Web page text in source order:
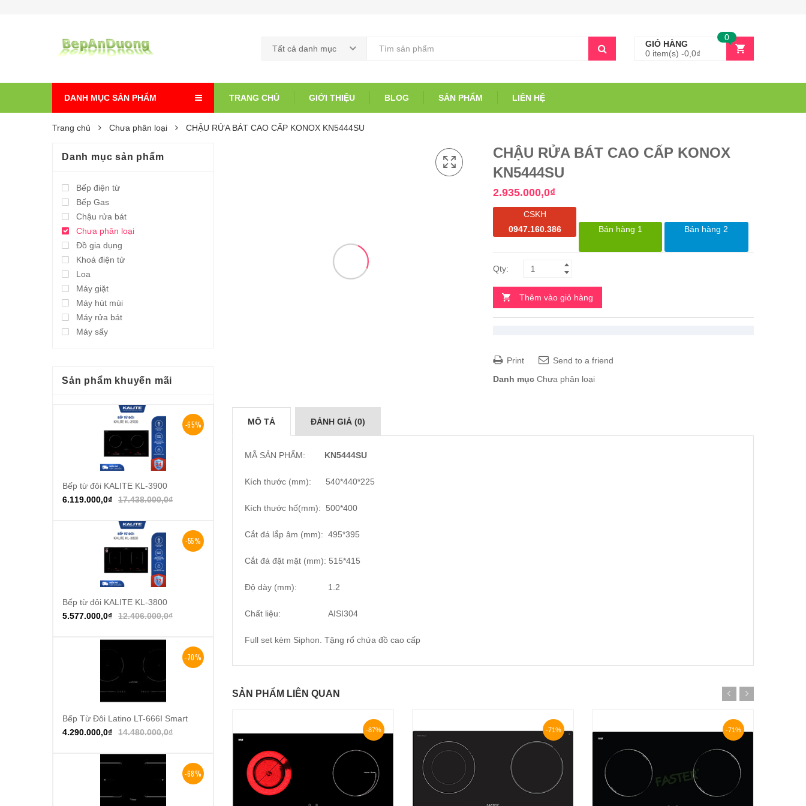
Tất cả danh mục
GIỎ HÀNG
0 item(s) -0,0₫
0
DANH MỤC SẢN PHẨM TRANG CHỦ GIỚI THIỆU BLOG SẢN PHẨM LIÊN HỆ
Trang chủ Chưa phân loại CHẬU RỬA BÁT CAO CẤP KONOX KN5444SU
CHẬU RỬA BÁT CAO CẤP KONOX
KN5444SU
2.935.000,0₫
CSKH
0947.160.386
Bán hàng 1 Bán hàng 2
Thêm vào giỏ hàng
Print
Send to a friend
Danh mục Chưa phân loại
MÔ TẢ ĐÁNH GIÁ (0)
MÃ SẢN PHẨM: KN5444SU
Kích thước (mm): 540*440*225
Kích thước hố(mm): 500*400
Cắt đá lắp âm (mm): 495*395
Cắt đá đặt mặt (mm): 515*415
Độ dày (mm): 1.2
Chất liệu: AISI304
Full set kèm Siphon. Tặng rổ chứa đồ cao cấp
SẢN PHẨM LIÊN QUAN
-87% -71% -71%
Danh mục sản phẩm
Bếp điện từ
Bếp Gas
Chậu rửa bát
Chưa phân loại
Đồ gia dụng
Khoá điện tử
Loa
Máy giặt
Máy hút mùi
Máy rửa bát
Máy sấy
Sản phẩm khuyến mãi
-65%
Thêm vào giỏ hàng
Bếp từ đôi KALITE KL-3900
17.438.000,0₫
6.119.000,0₫
-55%
Thêm vào giỏ hàng
Bếp từ đôi KALITE KL-3800
12.406.000,0₫
5.577.000,0₫
-70%
Thêm vào giỏ hàng
Bếp Từ Đôi Latino LT-666I Smart
14.480.000,0₫
4.290.000,0₫
-68%